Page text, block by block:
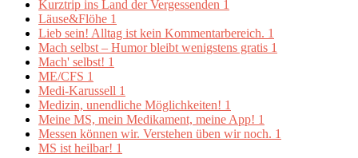
Kurztrip ins Land der Vergessenden 1
Läuse&Flöhe 1
Lieb sein! Alltag ist kein Kommentarbereich. 1
Mach selbst – Humor bleibt wenigstens gratis 1
Mach' selbst! 1
ME/CFS 1
Medi-Karussell 1
Medizin, unendliche Möglichkeiten! 1
Meine MS, mein Medikament, meine App! 1
Messen können wir. Verstehen üben wir noch. 1
MS ist heilbar! 1